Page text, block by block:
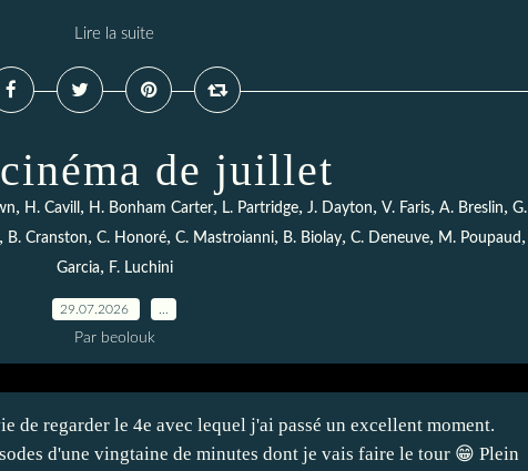
Lire la suite
de juillet
, H. Cavill , H. Bonham Carter, L. Partridge, J. Dayton, V. Faris, A. Breslin, G.
B. Cranston, C. Honoré, C. Mastroianni, B. Biolay, C. Deneuve, M. Poupaud ,
Garcia, F. Luchini
29.07.2026
Par beolouk
de regarder le 4e avec lequel j'ai passé un excellent moment.
d'une vingtaine de minutes dont je vais faire le tour 😁 Plein